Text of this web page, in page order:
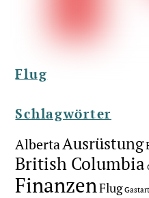
Flug
Schlagwörter
AlbertaAusrüstung
British Columbia
FinanzenFlug